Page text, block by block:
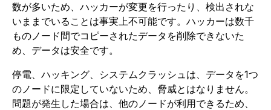
数が多いため、ハッカーが変更を行ったり、検出されな
いままでいることは事実上不可能です。ハッカーは数千
ものノード間でコピーされたデータを削除できないた
め、データは安全です。
停電、ハッキング、システムクラッシュは、データを1つ
のノードに限定していないため、脅威とはなりません。
問題が発生した場合は、他のノードが利用できるため、